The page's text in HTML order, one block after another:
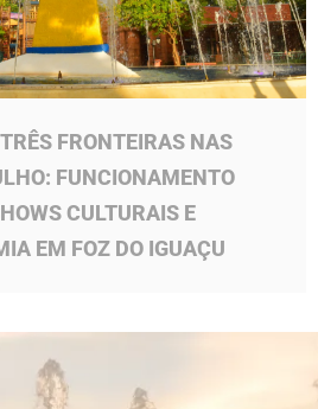
FRONTEIRAS NAS
FUNCIONAMENTO
CULTURAIS E
EM FOZ DO IGUAÇU